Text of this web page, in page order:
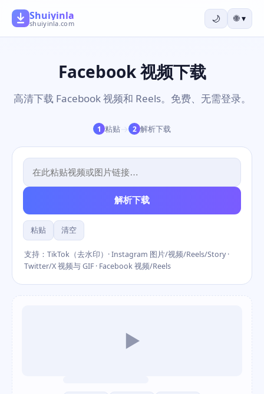
Shuiyinla
shuiyinla.com 🌙 🌐▾
Facebook 视频下载
高清下载 Facebook 视频和 Reels。免费、无需登录。
1 粘贴 → 2 解析下载
解析下载
粘贴 清空
支持：TikTok（去水印）· Instagram 图片/视频/Reels/Story ·
Twitter/X 视频与 GIF · Facebook 视频/Reels
▶